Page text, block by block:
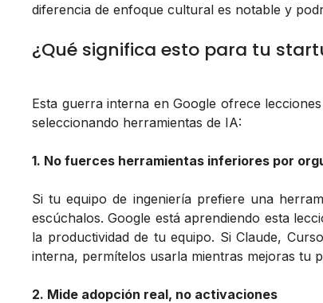
diferencia de enfoque cultural es notable y
¿Qué significa esto para tu
Esta guerra interna en Google ofrece
seleccionando herramientas de IA:
1. No fuerces herramientas inferiores por
Si tu equipo de ingeniería prefiere una
escúchalos. Google está aprendiendo esta
la productividad de tu equipo. Si Claude,
interna, permítelos usarla mientras mejoras tu
2. Mide adopción real, no activaciones